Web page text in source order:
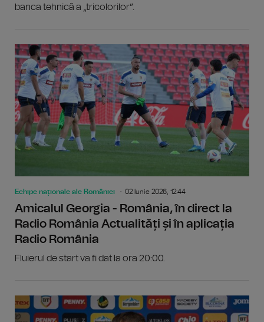
banca tehnică a „tricolorilor”.
Echipe naționale ale României 02 Iunie 2026, 12:44
Amicalul Georgia - România, în direct la
Radio România Actualități și în aplicația
Radio România
Fluierul de start va fi dat la ora 20:00.